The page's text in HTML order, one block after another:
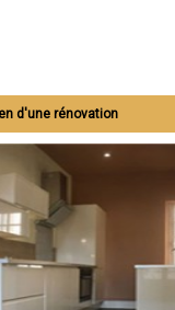
d'une rénovation